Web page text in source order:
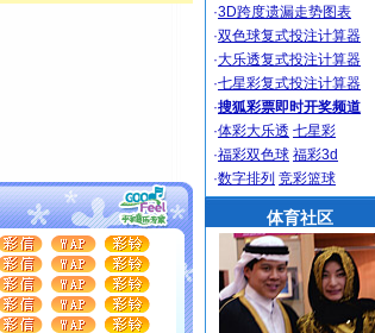
乐！
什么送给你的，又不打算给
万快乐！千万要健康！千万
要忘记我！
想起你,而是这样的日子才
,圣诞要快乐!新年要快乐!天天
·3D跨度遗漏走势图表
·双色球复式投注计算器
·大乐透复式投注计算器
·七星彩复式投注计算器
·搜狐彩票即时开奖频道
·体彩大乐透 七星彩
·福彩双色球 福彩3d
·数字排列 竞彩篮球
体育社区